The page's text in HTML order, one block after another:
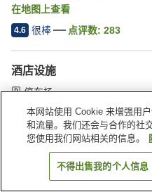
在地图上查看
4.6 很棒 点评数: 283
酒店设施
停车场
SPA/美容院
首页 日本 石川县 金泽
搜
本网站使用 Cookie 来增强用
和流量。我们还会与合作的社
您使用我们网站相关的信息。
不得出售我的个人信息